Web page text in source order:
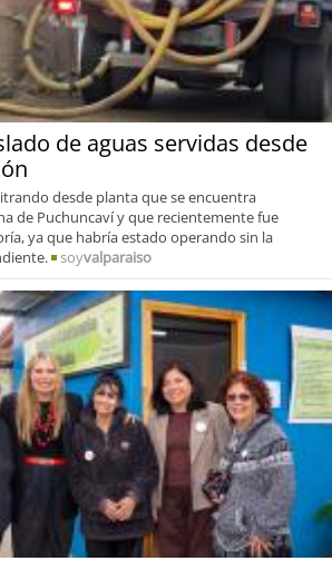
de aguas servidas desde
desde planta que se encuentra
de Puchuncaví y que recientemente fue
ya que habría estado operando sin la
soyvalparaiso